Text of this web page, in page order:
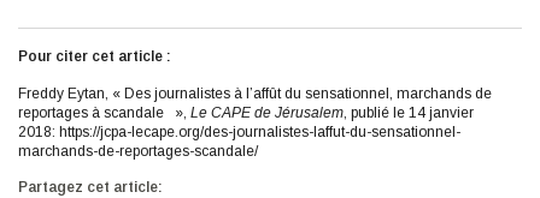
Pour citer cet article :
Freddy Eytan, « Des journalistes à l’affût du sensationnel, marchands de
reportages à scandale », Le CAPE de Jérusalem, publié le 14 janvier
2018: https://jcpa-lecape.org/des-journalistes-laffut-du-sensationnel-
marchands-de-reportages-scandale/
Partagez cet article: